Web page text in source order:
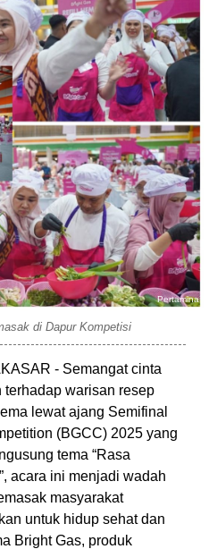
Pertamina
di Dapur Kompetisi
- Semangat cinta
warisan resep
lewat ajang Semifinal
(BGCC) 2025 yang
tema “Rasa
acara ini menjadi wadah
masyarakat
untuk hidup sehat dan
Bright Gas, produk